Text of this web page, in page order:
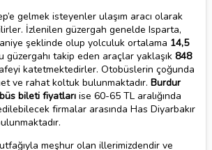
gelmek isteyenler ulaşım aracı olarak
İzlenilen güzergah genelde Isparta,
şeklinde olup yolculuk ortalama 14,5
güzergahı takip eden araçlar yaklaşık 848
katetmektedirler. Otobüslerin çoğunda
ve rahat koltuk bulunmaktadır. Burdur
bileti fiyatlarıise 60-65 TL aralığında
firmalar arasında Has Diyarbakır
meşhur olan illerimizdendir ve